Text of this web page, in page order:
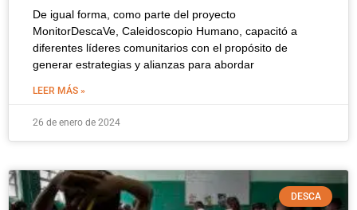
De igual forma, como parte del proyecto
MonitorDescaVe, Caleidoscopio Humano, capacitó a
diferentes líderes comunitarios con el propósito de
generar estrategias y alianzas para abordar
LEER MÁS »
26 de enero de 2024
DESCA